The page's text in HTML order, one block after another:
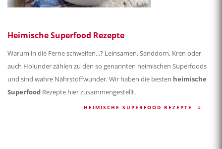
Heimische Superfood Rezepte
Warum in die Ferne schweifen...? Leinsamen, Sanddorn, Kren oder
auch Holunder zählen zu den so genannten heimischen Superfoods
und sind wahre Nährstoffwunder. Wir haben die besten heimische
Superfood Rezepte hier zusammengestellt.
HEIMISCHE SUPERFOOD REZEPTE